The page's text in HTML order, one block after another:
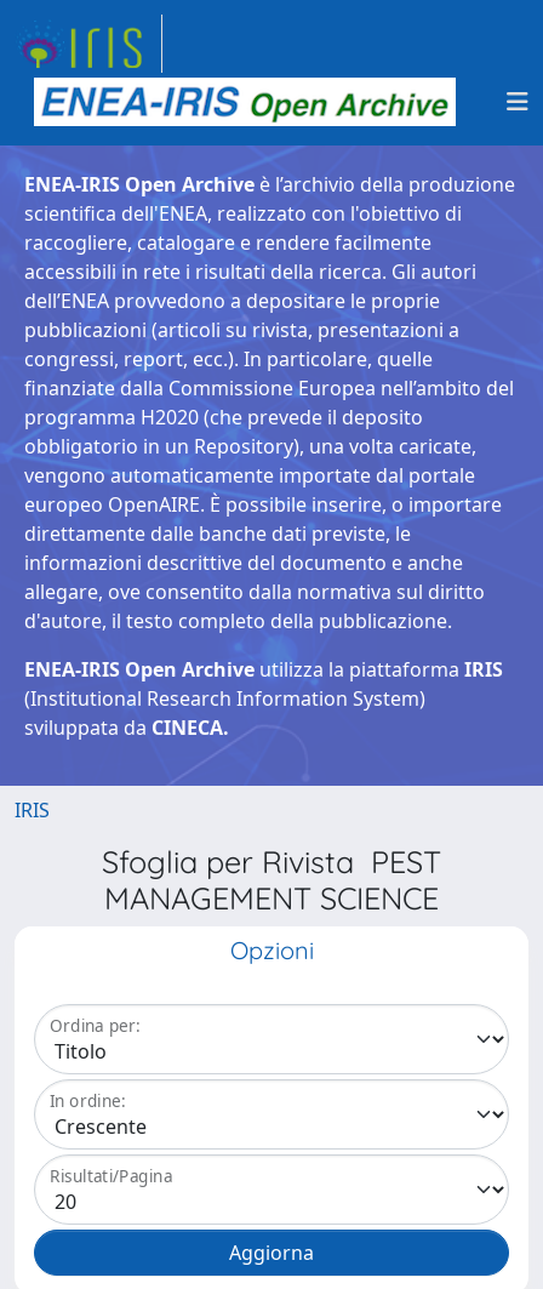
ENEA-IRIS Open Archive è l’archivio della produzione
scientifica dell'ENEA, realizzato con l'obiettivo di
raccogliere, catalogare e rendere facilmente
accessibili in rete i risultati della ricerca. Gli autori
dell’ENEA provvedono a depositare le proprie
pubblicazioni (articoli su rivista, presentazioni a
congressi, report, ecc.). In particolare, quelle
finanziate dalla Commissione Europea nell’ambito del
programma H2020 (che prevede il deposito
obbligatorio in un Repository), una volta caricate,
vengono automaticamente importate dal portale
europeo OpenAIRE. È possibile inserire, o importare
direttamente dalle banche dati previste, le
informazioni descrittive del documento e anche
allegare, ove consentito dalla normativa sul diritto
d'autore, il testo completo della pubblicazione.
ENEA-IRIS Open Archive utilizza la piattaforma IRIS
(Institutional Research Information System)
sviluppata da CINECA.
IRIS
Sfoglia per Rivista PEST
MANAGEMENT SCIENCE
Opzioni
Ordina per:
In ordine:
Risultati/Pagina